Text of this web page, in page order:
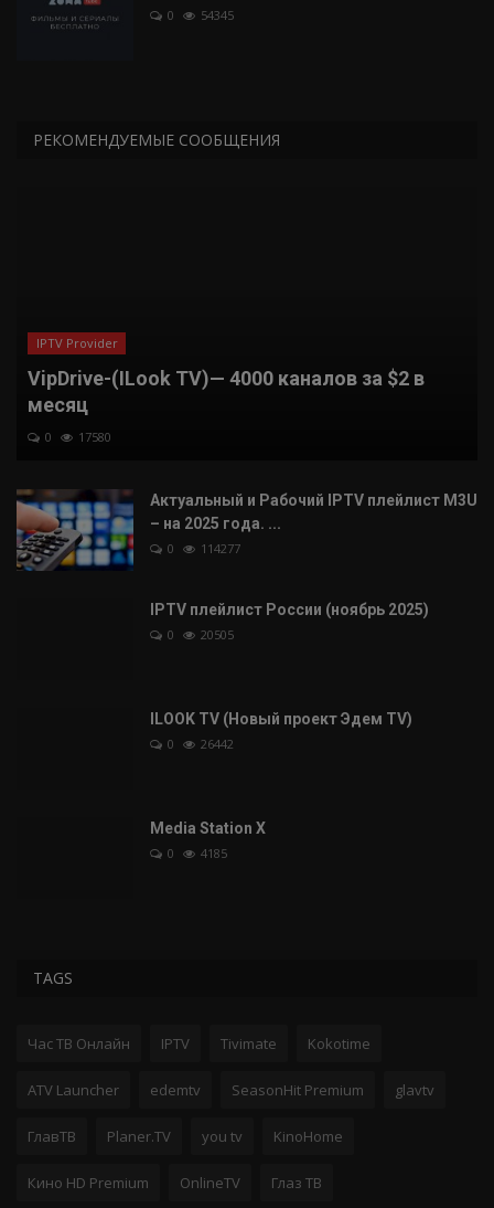
0 54345
РЕКОМЕНДУЕМЫЕ СООБЩЕНИЯ
IPTV Provider
VipDrive-(ILook TV)— 4000 каналов за $2 в
месяц
0 17580
Актуальный и Рабочий IPTV плейлист M3U
– на 2025 года. ...
0 114277
IPTV плейлист России (ноябрь 2025)
0 20505
ILOOK TV (Новый проект Эдем TV)
0 26442
Media Station X
0 4185
TAGS
Час ТВ Онлайн IPTV Tivimate Kokotime
ATV Launcher edemtv SeasonHit Premium glavtv
ГлавТВ Planer.TV you tv KinoHome
Кино HD Premium OnlineTV Глаз ТВ